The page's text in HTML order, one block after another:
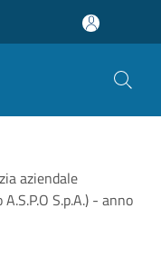
aziendale
S.p.A.) - anno